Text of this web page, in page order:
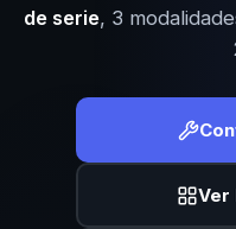
de serie, 3
Ver